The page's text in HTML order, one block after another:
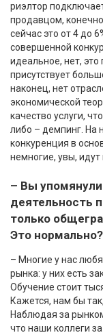
риэлтор
продавцом,
сейчас это от 4 до
совершенной
идеальное, нет,
присутствует
наконец, нет
экономической
качество услуги,
либо – демпинг. На
конкуренция в
немногие, увы, идут
– Вы упомянули
деятельность
только
Это нормально?
– Многие у нас
рынка: у них есть
Обучение стоит
Кажется, нам бы
Наблюдая за
что наши коллеги